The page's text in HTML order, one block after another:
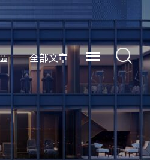
全部文章